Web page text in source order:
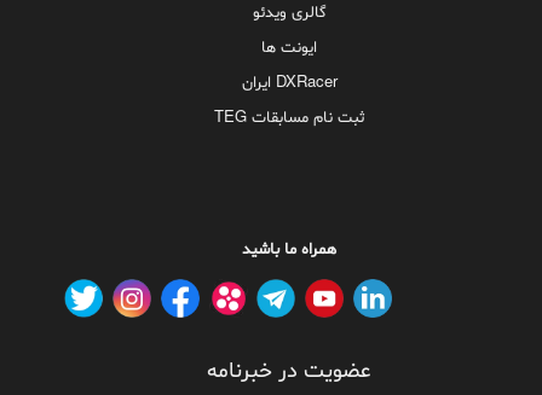
گالری ویدئو
ایونت ها
DXRacer ایران
ثبت نام مسابقات TEG
همراه ما باشید
عضویت در خبرنامه